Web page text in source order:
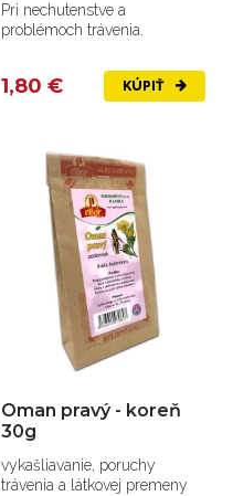
Pri nechutenstve a
problémoch trávenia.
1,80 € KÚPIŤ
Oman pravý - koreň
30g
vykašliavanie, poruchy
trávenia a látkovej premeny